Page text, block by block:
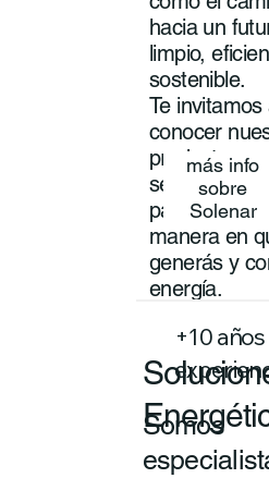
hacia un
limpio,
sostenible.
Te invitamos
conocer
productos y
servicios
para
manera en
generás y
energía.
más info
sobre
Solenar
+10
Somos